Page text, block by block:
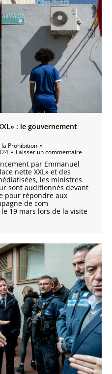
: le gouvernement
la Prohibition
Laisser un commentaire
par Emmanuel
nette XXL» et des
les ministres
sont auditionnés devant
pour répondre aux
de com
19 mars lors de la visite